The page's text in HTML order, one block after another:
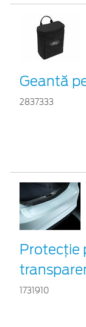
Geantă
2837333
Protecţie
1731910